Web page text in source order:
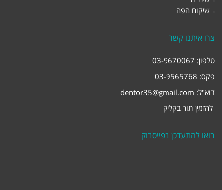
שיקום הפה
צרו איתנו קשר
טלפון: 03-9670067
פקס: 03-9565768
דוא"ל: dentor35@gmail.com
להזמין תור בקליק
בואו להתעדכן בפייסבוק